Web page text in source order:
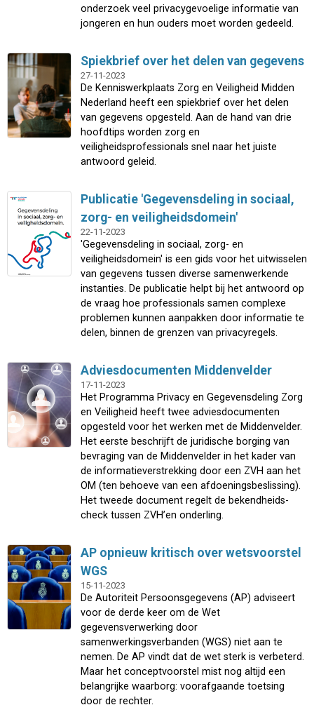
onderzoek veel privacygevoelige informatie van
jongeren en hun ouders moet worden gedeeld.
Spiekbrief over het delen van gegevens
27-11-2023
De Kenniswerkplaats Zorg en Veiligheid Midden
Nederland heeft een spiekbrief over het delen
van gegevens opgesteld. Aan de hand van drie
hoofdtips worden zorg en
veiligheidsprofessionals snel naar het juiste
antwoord geleid.
Publicatie 'Gegevensdeling in sociaal,
zorg- en veiligheidsdomein'
22-11-2023
'Gegevensdeling in sociaal, zorg- en
veiligheidsdomein' is een gids voor het uitwisselen
van gegevens tussen diverse samenwerkende
instanties. De publicatie helpt bij het antwoord op
de vraag hoe professionals samen complexe
problemen kunnen aanpakken door informatie te
delen, binnen de grenzen van privacyregels.
Adviesdocumenten Middenvelder
17-11-2023
Het Programma Privacy en Gegevensdeling Zorg
en Veiligheid heeft twee adviesdocumenten
opgesteld voor het werken met de Middenvelder.
Het eerste beschrijft de juridische borging van
bevraging van de Middenvelder in het kader van
de informatieverstrekking door een ZVH aan het
OM (ten behoeve van een afdoeningsbeslissing).
Het tweede document regelt de bekendheids-
check tussen ZVH’en onderling.
AP opnieuw kritisch over wetsvoorstel
WGS
15-11-2023
De Autoriteit Persoonsgegevens (AP) adviseert
voor de derde keer om de Wet
gegevensverwerking door
samenwerkingsverbanden (WGS) niet aan te
nemen. De AP vindt dat de wet sterk is verbeterd.
Maar het conceptvoorstel mist nog altijd een
belangrijke waarborg: voorafgaande toetsing
door de rechter.